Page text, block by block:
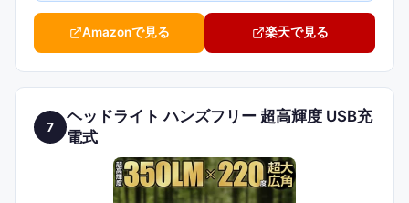
Amazonで見る 楽天で見る
7
ヘッドライト ハンズフリー 超高輝度 USB充
電式